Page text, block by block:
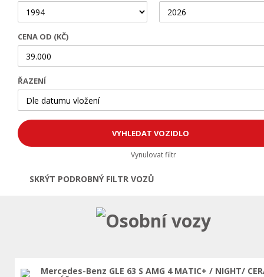
CENA OD (KČ)
ŘAZENÍ
Vynulovat filtr
SKRÝT PODROBNÝ FILTR VOZŮ
Osobní vozy
Mercedes-Benz GLE 63 S AMG 4 MATIC+ / NIGHT/